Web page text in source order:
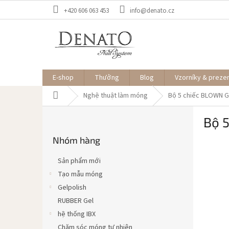
+420 606 063 453 info@denato.cz
E-shop Thưởng Blog Vzorníky &
Trang
chủ
Nghệ thuật làm móng Bộ 5 chiếc BLOWN
qua
mục
Nhóm hàng
Sản phẩm mới
Tạo mẫu móng
Gelpolish
RUBBER Gel
hệ thống IBX
Bộ